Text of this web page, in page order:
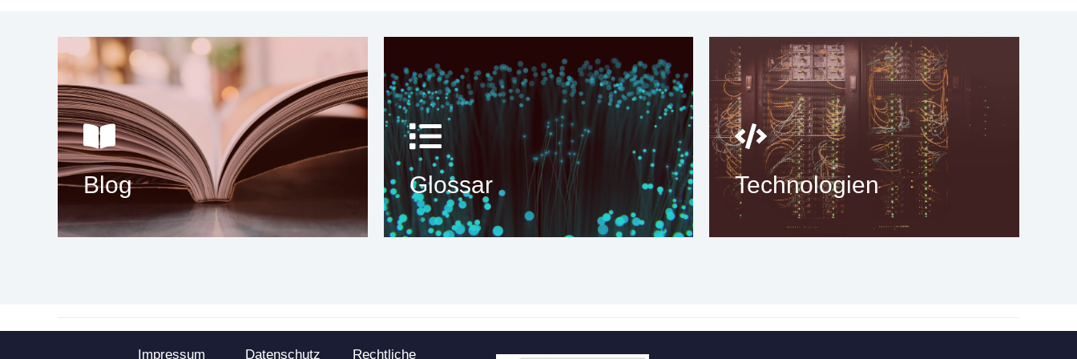
Blog Glossar Technologien
Impressum Datenschutz Rechtliche